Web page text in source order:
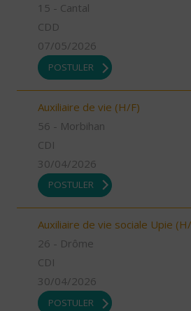
15 - Cantal
CDD
07/05/2026
POSTULER
Auxiliaire de vie (H/F)
56 - Morbihan
CDI
30/04/2026
POSTULER
Auxiliaire de vie sociale Upie
26 - Drôme
CDI
30/04/2026
POSTULER